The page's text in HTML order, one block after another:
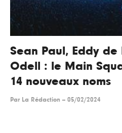
Sean Paul, Eddy de
Odell : le Main
14 nouveaux noms
Par La Rédaction -- 05/02/2024